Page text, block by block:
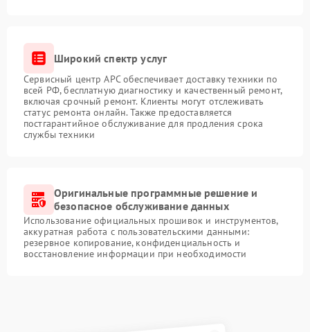
Широкий спектр услуг
Сервисный центр APC обеспечивает доставку техники по
всей РФ, бесплатную диагностику и качественный ремонт,
включая срочный ремонт. Клиенты могут отслеживать
статус ремонта онлайн. Также предоставляется
постгарантийное обслуживание для продления срока
службы техники
Оригинальные программные решение и
безопасное обслуживание данных
Использование официальных прошивок и инструментов,
аккуратная работа с пользовательскими данными:
резервное копирование, конфиденциальность и
восстановление информации при необходимости